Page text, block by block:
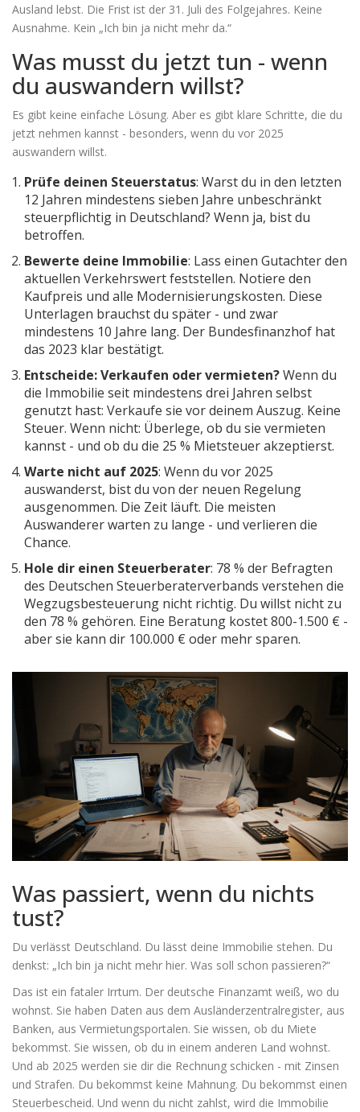
Ausland lebst. Die Frist ist der 31. Juli des Folgejahres. Keine
Ausnahme. Kein „Ich bin ja nicht mehr da.“
Was musst du jetzt tun - wenn
du auswandern willst?
Es gibt keine einfache Lösung. Aber es gibt klare Schritte, die du
jetzt nehmen kannst - besonders, wenn du vor 2025
auswandern willst.
Prüfe deinen Steuerstatus: Warst du in den letzten
12 Jahren mindestens sieben Jahre unbeschränkt
steuerpflichtig in Deutschland? Wenn ja, bist du
betroffen.
Bewerte deine Immobilie: Lass einen Gutachter den
aktuellen Verkehrswert feststellen. Notiere den
Kaufpreis und alle Modernisierungskosten. Diese
Unterlagen brauchst du später - und zwar
mindestens 10 Jahre lang. Der Bundesfinanzhof hat
das 2023 klar bestätigt.
Entscheide: Verkaufen oder vermieten?Wenn du
die Immobilie seit mindestens drei Jahren selbst
genutzt hast: Verkaufe sie vor deinem Auszug. Keine
Steuer. Wenn nicht: Überlege, ob du sie vermieten
kannst - und ob du die 25 % Mietsteuer akzeptierst.
Warte nicht auf 2025: Wenn du vor 2025
auswanderst, bist du von der neuen Regelung
ausgenommen. Die Zeit läuft. Die meisten
Auswanderer warten zu lange - und verlieren die
Chance.
Hole dir einen Steuerberater: 78 % der Befragten
des Deutschen Steuerberaterverbands verstehen die
Wegzugsbesteuerung nicht richtig. Du willst nicht zu
den 78 % gehören. Eine Beratung kostet 800-1.500 € -
aber sie kann dir 100.000 € oder mehr sparen.
Was passiert, wenn du nichts
tust?
Du verlässt Deutschland. Du lässt deine Immobilie stehen. Du
denkst: „Ich bin ja nicht mehr hier. Was soll schon passieren?“
Das ist ein fataler Irrtum. Der deutsche Finanzamt weiß, wo du
wohnst. Sie haben Daten aus dem Ausländerzentralregister, aus
Banken, aus Vermietungsportalen. Sie wissen, ob du Miete
bekommst. Sie wissen, ob du in einem anderen Land wohnst.
Und ab 2025 werden sie dir die Rechnung schicken - mit Zinsen
und Strafen. Du bekommst keine Mahnung. Du bekommst einen
Steuerbescheid. Und wenn du nicht zahlst, wird die Immobilie